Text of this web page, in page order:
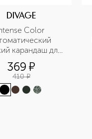
DIVAGE
Color
карандаш для
глаз
369 ¤
410 ¤